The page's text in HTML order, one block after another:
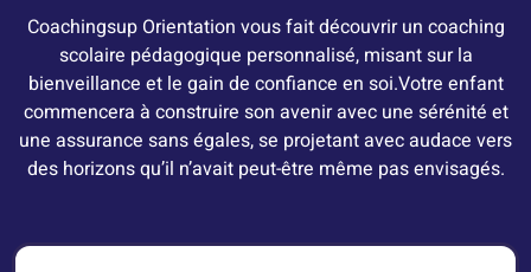
Coachingsup Orientation vous fait découvrir un coaching
scolaire pédagogique personnalisé, misant sur la
bienveillance et le gain de confiance en soi.Votre enfant
commencera à construire son avenir avec une sérénité et
une assurance sans égales, se projetant avec audace vers
des horizons qu’il n’avait peut-être même pas envisagés.